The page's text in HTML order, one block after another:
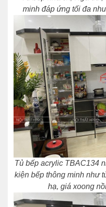
minh đáp ứng tối đa
Tủ bếp acrylic TBAC134
kiện bếp thông minh như
hạ, giá xoong